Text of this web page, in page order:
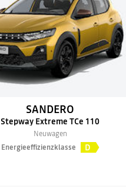
SANDERO
Stepway Extreme TCe 110
Neuwagen
Energieeffizienzklasse
D